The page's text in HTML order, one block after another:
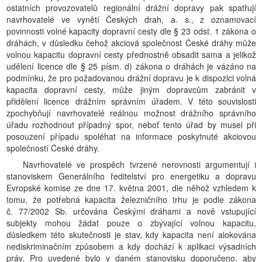
ostatních provozovatelů regionální drážní dopravy pak spatřují
navrhovatelé ve vynětí Českých drah, a. s., z oznamovací
povinnosti volné kapacity dopravní cesty dle § 23 odst. 1 zákona o
dráhách, v důsledku čehož akciová společnost České dráhy může
volnou kapacitu dopravní cesty přednostně obsadit sama a jelikož
udělení licence dle § 25 písm. d) zákona o dráhách je vázáno na
podmínku, že pro požadovanou drážní dopravu je k dispozici volná
kapacita dopravní cesty, může jiným dopravcům zabránit v
přidělení licence drážním správním úřadem. V této souvislosti
zpochybňují navrhovatelé reálnou možnost drážního správního
úřadu rozhodnout případný spor, neboť tento úřad by musel při
posouzení případu spoléhat na informace poskytnuté akciovou
společností České dráhy.
Navrhovatelé ve prospěch tvrzené nerovnosti argumentují i
stanoviskem Generálního ředitelství pro energetiku a dopravu
Evropské komise ze dne 17. května 2001, dle něhož vzhledem k
tomu, že potřebná kapacita železničního trhu je podle zákona
č. 77/2002 Sb. určována Českými dráhami a nově vstupující
subjekty mohou žádat pouze o zbývající volnou kapacitu,
důsledkem této skutečnosti je stav, kdy kapacita není alokována
nediskriminačním způsobem a kdy dochází k aplikaci výsadních
práv. Pro uvedené bylo v daném stanovisku doporučeno, aby